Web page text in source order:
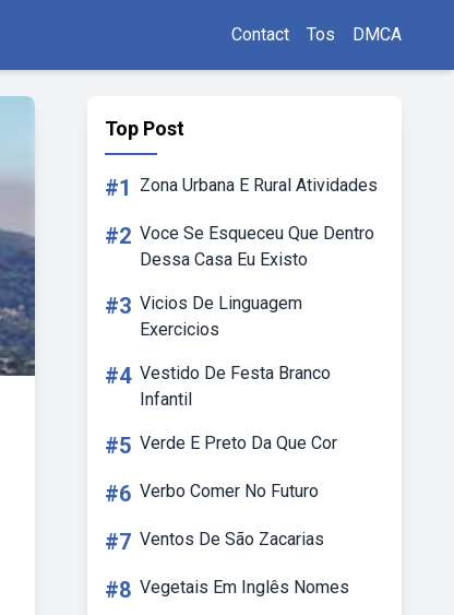
Contact Tos DMCA
Top Post
#1 Zona Urbana E Rural Atividades
#2 Voce Se Esqueceu Que Dentro
Dessa Casa Eu Existo
#3 Vicios De Linguagem
Exercicios
#4 Vestido De Festa Branco
Infantil
#5 Verde E Preto Da Que Cor
#6 Verbo Comer No Futuro
#7 Ventos De São Zacarias
#8 Vegetais Em Inglês Nomes